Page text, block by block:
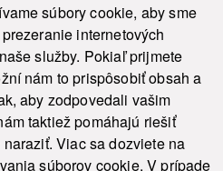
súbory cookie, aby sme
internetových
služby. Pokiaľ prijmete
nám to prispôsobiť obsah a
aby zodpovedali vašim
taktiež pomáhajú riešiť
Viac sa dozviete na
súborov cookie. V prípade